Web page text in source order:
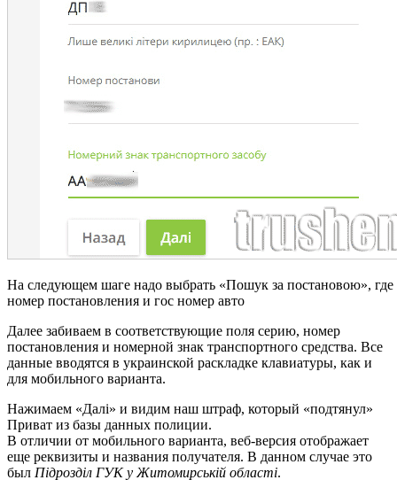
На следующем шаге надо выбрать «Пошук за постановою», где
номер постановления и гос номер авто
Далее забиваем в соответствующие поля серию, номер
постановления и номерной знак транспортного средства. Все
данные вводятся в украинской раскладке клавиатуры, как и
для мобильного варианта.
Нажимаем «Далі» и видим наш штраф, который «подтянул»
Приват из базы данных полиции.
В отличии от мобильного варианта, веб-версия отображает
еще реквизиты и названия получателя. В данном случае это
был Підрозділ ГУК у Житомирській області.